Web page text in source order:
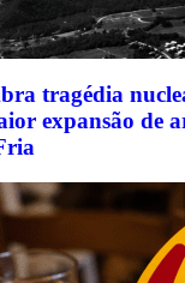
tragédia
expansão de